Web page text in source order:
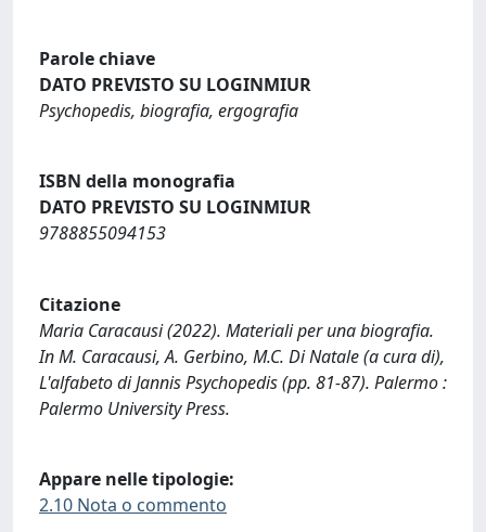
Parole chiave
DATO PREVISTO SU LOGINMIUR
Psychopedis, biografia, ergografia
ISBN della monografia
DATO PREVISTO SU LOGINMIUR
9788855094153
Citazione
Maria Caracausi (2022). Materiali per una biografia.
In M. Caracausi, A. Gerbino, M.C. Di Natale (a cura di),
L'alfabeto di Jannis Psychopedis (pp. 81-87). Palermo :
Palermo University Press.
Appare nelle tipologie:
2.10 Nota o commento